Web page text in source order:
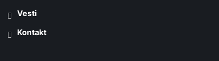
Vesti
Kontakt